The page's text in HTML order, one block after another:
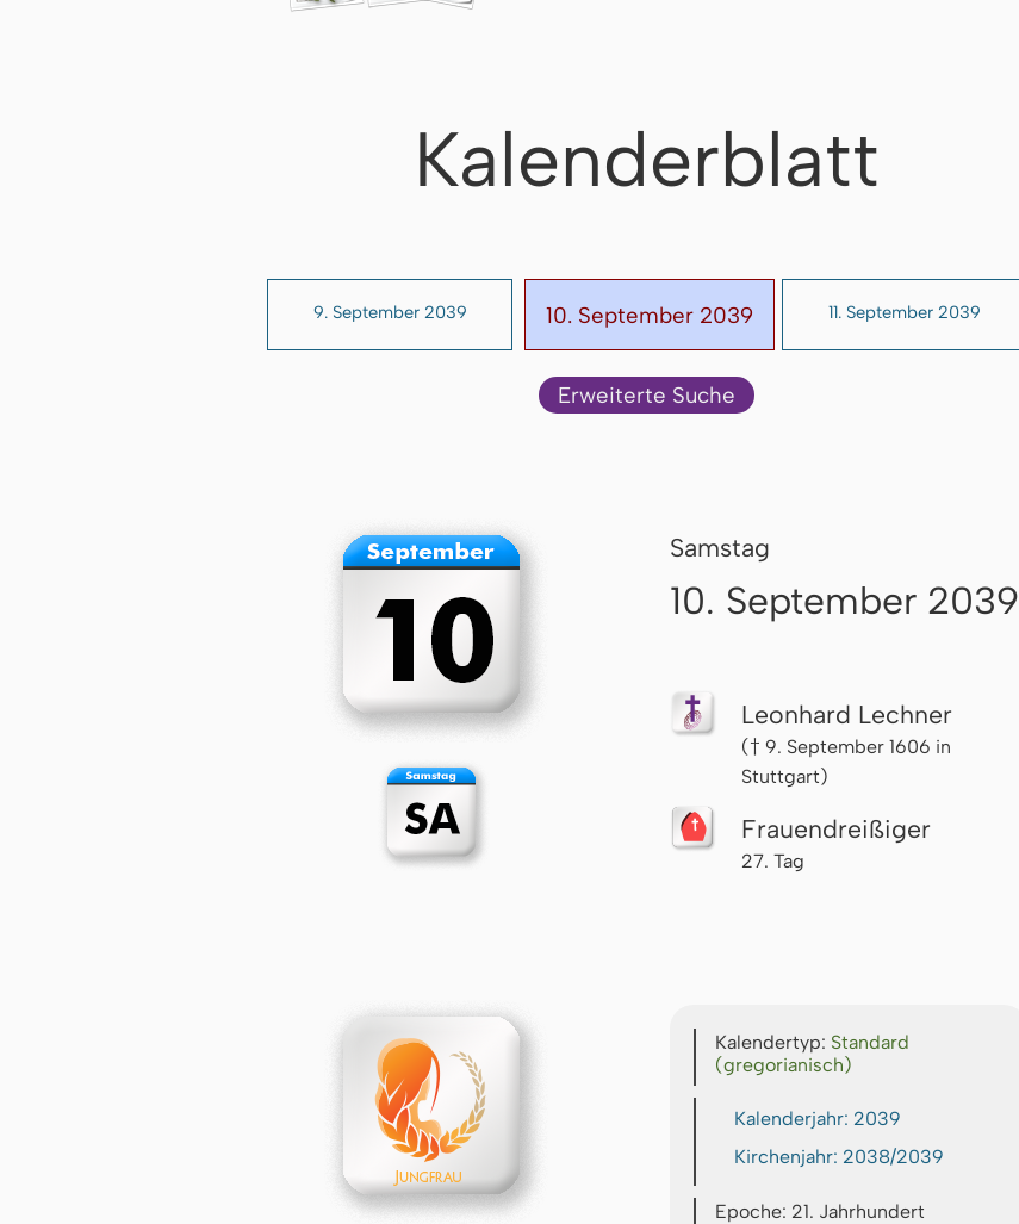
Kalenderblatt
9. September 2039 10. September 2039 11. September 2039
Erweiterte Suche
Samstag
10. September 2039
Leonhard Lechner
(† 9. September 1606 in
Stuttgart)
Frau­en­drei­ßi­ger
27. Tag
Kalendertyp: Standard
(gregorianisch)
Kalenderjahr: 2039
Kirchenjahr: 2038/2039
Epoche: 21. Jahrhundert